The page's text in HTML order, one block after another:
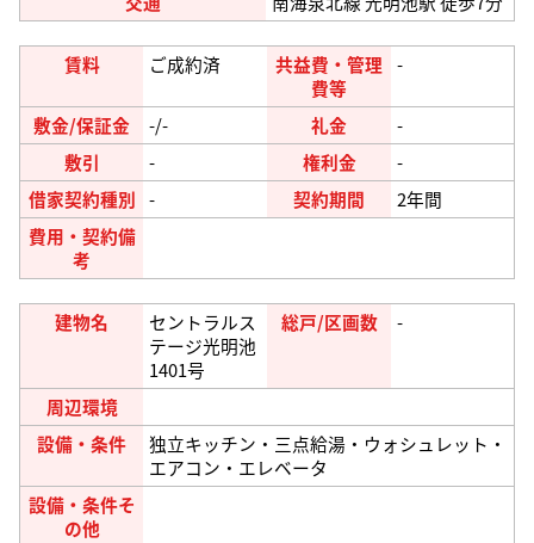
賃料 ご成約済
共益費・管理
費等
-
敷金/保証金 -/- 礼金
-
敷引
- 権利金
-
借家契約種別 - 契約期間
2年間
費用・契約備
考
建物名
セントラルス
テージ光明池
1401号
総戸/区画数 -
周辺環境
設備・条件
独立キッチン・三点給湯・ウォシュレット・
エアコン・エレベータ
設備・条件そ
の他